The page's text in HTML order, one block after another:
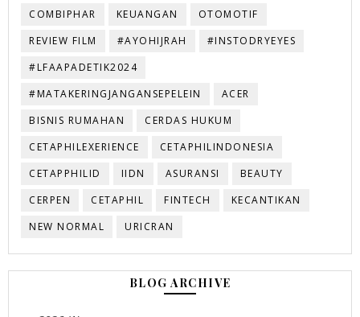
COMBIPHAR
KEUANGAN
OTOMOTIF
REVIEW FILM
#AYOHIJRAH
#INSTODRYEYES
#LFAAPADETIK2024
#MATAKERINGJANGANSEPELEIN
ACER
BISNIS RUMAHAN
CERDAS HUKUM
CETAPHILEXERIENCE
CETAPHILINDONESIA
CETAPPHILID
IIDN ASURANSI
BEAUTY
CERPEN
CETAPHIL FINTECH
KECANTIKAN
NEW NORMAL
URICRAN
BLOG ARCHIVE